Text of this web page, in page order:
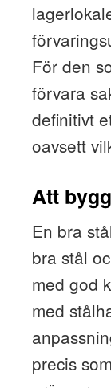
För den
förvara
definitivt
oavsett
Att
En bra
bra stål
med god
med
precis